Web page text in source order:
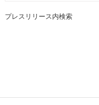
プレスリリース内検索